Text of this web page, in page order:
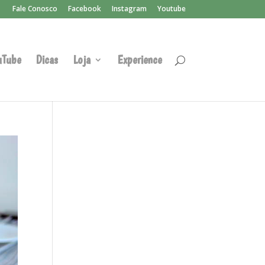
Fale Conosco Facebook Instagram Youtube
Dicas Loja Experience